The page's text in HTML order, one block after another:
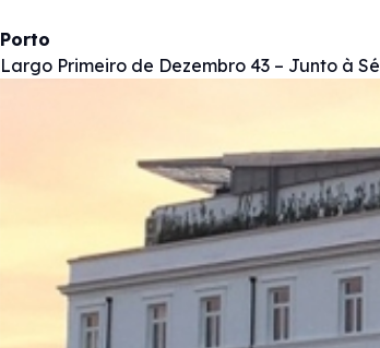
Porto
Largo Primeiro de Dezembro 43 – Junto à Sé